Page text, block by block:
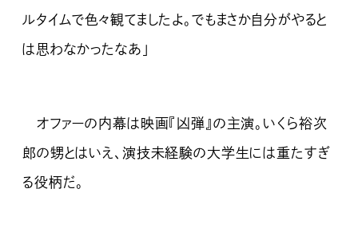
ルタイムで色々観てましたよ。でもまさか自分がやると
は思わなかったなあ」
オファーの内幕は映画『凶弾』の主演。いくら裕次
郎の甥とはいえ、演技未経験の大学生には重たすぎ
る役柄だ。